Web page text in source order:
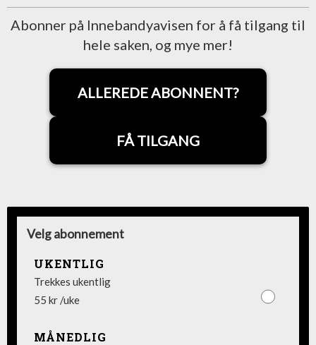
Abonner på Innebandyavisen for å få tilgang til
hele saken, og mye mer!
ALLEREDE ABONNENT?
FÅ TILGANG
Velg abonnement
UKENTLIG
Trekkes ukentlig
55 kr /uke
MÅNEDLIG